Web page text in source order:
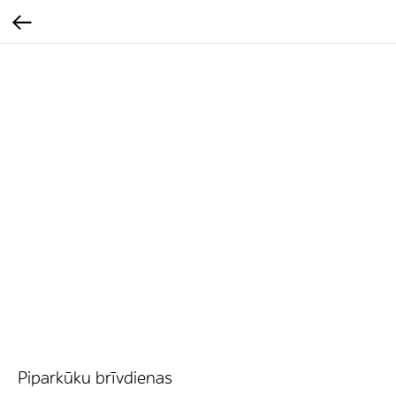
Piparkūku brīvdienas